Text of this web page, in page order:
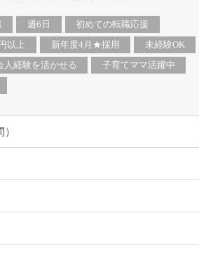
週6日
初めての転職応援
以上 新年度4月★採用
未経験OK
人経験を活かせる
子育てママ活躍中